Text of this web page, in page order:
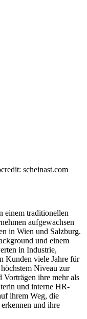
scheinast.com
einem traditionellen
aufgewachsen
in Wien und Salzburg.
und einem
in Industrie,
Kunden viele Jahre für
Niveau zur
ihre mehr als
und interne HR-
ihrem Weg, die
und ihre